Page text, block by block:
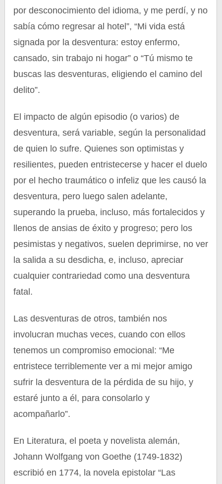
por desconocimiento del idioma, y me perdí, y no
sabía cómo regresar al hotel”, “Mi vida está
signada por la desventura: estoy enfermo,
cansado, sin trabajo ni hogar” o “Tú mismo te
buscas las desventuras, eligiendo el camino del
delito”.
El impacto de algún episodio (o varios) de
desventura, será variable, según la personalidad
de quien lo sufre. Quienes son optimistas y
resilientes, pueden entristecerse y hacer el duelo
por el hecho traumático o infeliz que les causó la
desventura, pero luego salen adelante,
superando la prueba, incluso, más fortalecidos y
llenos de ansias de éxito y progreso; pero los
pesimistas y negativos, suelen deprimirse, no ver
la salida a su desdicha, e, incluso, apreciar
cualquier contrariedad como una desventura
fatal.
Las desventuras de otros, también nos
involucran muchas veces, cuando con ellos
tenemos un compromiso emocional: “Me
entristece terriblemente ver a mi mejor amigo
sufrir la desventura de la pérdida de su hijo, y
estaré junto a él, para consolarlo y
acompañarlo”.
En Literatura, el poeta y novelista alemán,
Johann Wolfgang von Goethe (1749-1832)
escribió en 1774, la novela epistolar “Las